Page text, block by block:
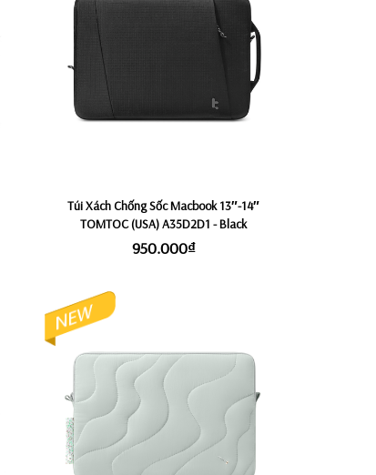
Túi Xách Chống Sốc Macbook 13″-14″
TOMTOC (USA) A35D2D1 - Black
950.000₫